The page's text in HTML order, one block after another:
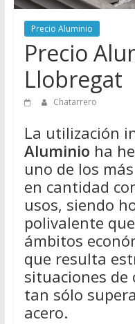
para
vender
Chatarra
Precio Aluminio
Precio
Llobregat
Chatarrero
La utilización
Aluminio ha
uno de los
en cantidad
usos, siendo
polivalente
ámbitos
que resulta
situaciones de
tan sólo
acero.